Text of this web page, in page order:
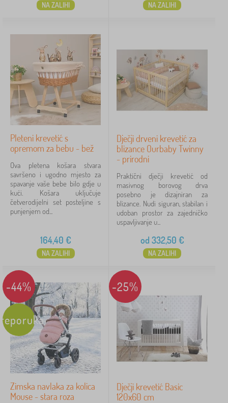
NA ZALIHI NA ZALIHI
Pleteni krevetić s
opremom za bebu - bež
Ova pletena košara stvara
savršeno i ugodno mjesto za
spavanje vaše bebe bilo gdje u
kući. Košara uključuje
četverodijelni set posteljine s
punjenjem od...
164,40 €
NA ZALIHI
Dječji drveni krevetić za
blizance Ourbaby Twinny
- prirodni
Praktični dječji krevetić od
masivnog borovog drva
posebno je dizajniran za
blizance. Nudi siguran, stabilan i
udoban prostor za zajedničko
uspavljivanje u...
od 332,50 €
NA ZALIHI
-44%
Zimska navlaka za kolica
Mouse - stara roza
-25%
Dječji krevetić Basic
120x60 cm